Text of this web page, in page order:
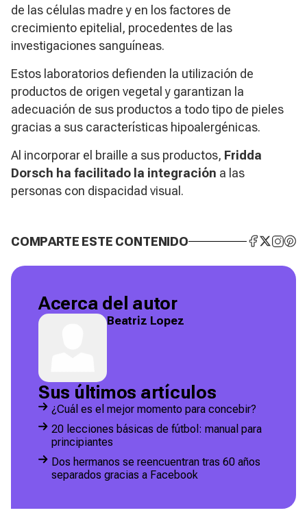
de las células madre y en los factores de
crecimiento epitelial, procedentes de las
investigaciones sanguíneas.
Estos laboratorios defienden la utilización de
productos de origen vegetal y garantizan la
adecuación de sus productos a todo tipo de pieles
gracias a sus características hipoalergénicas.
Al incorporar el braille a sus productos, Fridda
Dorsch ha facilitado la integración a las
personas con dispacidad visual.
COMPARTE ESTE CONTENIDO
Acerca del autor
Beatriz Lopez
Sus últimos artículos
¿Cuál es el mejor momento para concebir?
20 lecciones básicas de fútbol: manual para
principiantes
Dos hermanos se reencuentran tras 60 años
separados gracias a Facebook